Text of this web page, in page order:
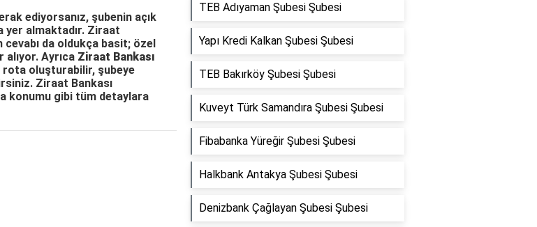
ediyorsanız, şubenin açık
yer almaktadır. Ziraat
da oldukça basit; özel
Ayrıca Ziraat Bankası
oluşturabilir, şubeye
Ziraat Bankası
konumu gibi tüm detaylara
TEB Adıyaman Şubesi Şubesi
Yapı Kredi Kalkan Şubesi Şubesi
TEB Bakırköy Şubesi Şubesi
Kuveyt Türk Samandıra Şubesi Şubesi
Fibabanka Yüreğir Şubesi Şubesi
Halkbank Antakya Şubesi Şubesi
Denizbank Çağlayan Şubesi Şubesi